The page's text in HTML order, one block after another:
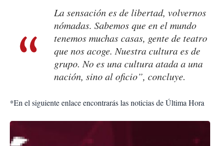
La sensación es de libertad, volvernos
nómadas. Sabemos que en el mundo
tenemos muchas casas, gente de teatro
que nos acoge. Nuestra cultura es de
grupo. No es una cultura atada a una
nación, sino al oficio”, concluye.
*En el siguiente enlace encontrarás las noticias de Última Hora